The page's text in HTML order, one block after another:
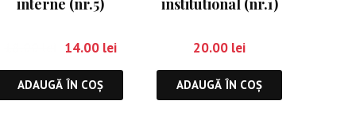
14.00 lei
ADAUGĂ ÎN COȘ
20.00 lei
ADAUGĂ ÎN COȘ